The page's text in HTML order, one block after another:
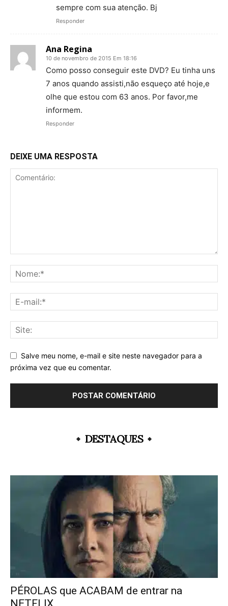
sempre com sua atenção. Bj
Responder
Ana Regina
10 de novembro de 2015 Em 18:16
Como posso conseguir este DVD? Eu tinha uns
7 anos quando assisti,não esqueço até hoje,e
olhe que estou com 63 anos. Por favor,me
informem.
Responder
DEIXE UMA RESPOSTA
Salve meu nome, e-mail e site neste navegador para a
próxima vez que eu comentar.
DESTAQUES
PÉROLAS que ACABAM de entrar na